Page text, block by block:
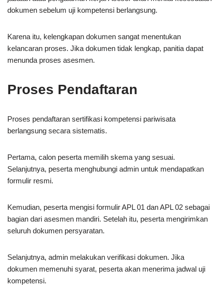
dokumen sebelum uji kompetensi berlangsung.
Karena itu, kelengkapan dokumen sangat menentukan
kelancaran proses. Jika dokumen tidak lengkap, panitia dapat
menunda proses asesmen.
Proses Pendaftaran
Proses pendaftaran sertifikasi kompetensi pariwisata
berlangsung secara sistematis.
Pertama, calon peserta memilih skema yang sesuai.
Selanjutnya, peserta menghubungi admin untuk mendapatkan
formulir resmi.
Kemudian, peserta mengisi formulir APL 01 dan APL 02 sebagai
bagian dari asesmen mandiri. Setelah itu, peserta mengirimkan
seluruh dokumen persyaratan.
Selanjutnya, admin melakukan verifikasi dokumen. Jika
dokumen memenuhi syarat, peserta akan menerima jadwal uji
kompetensi.